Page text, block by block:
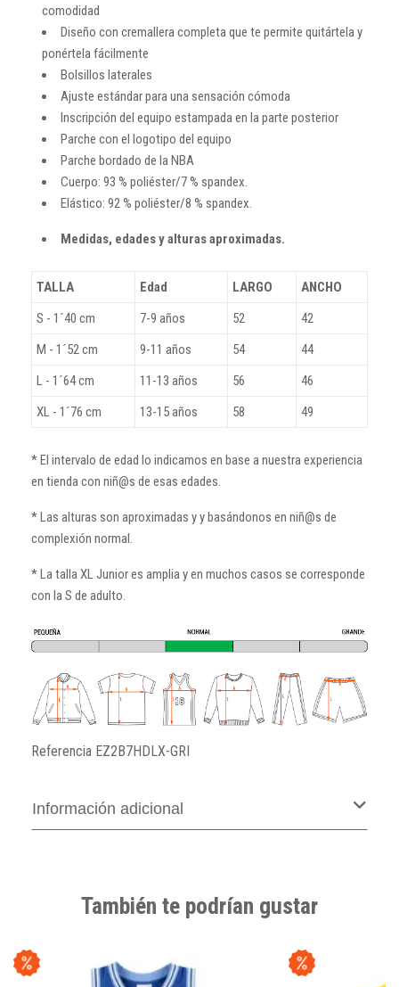
comodidad
Diseño con cremallera completa que te permite quitártela y
ponértela fácilmente
Bolsillos laterales
Ajuste estándar para una sensación cómoda
Inscripción del equipo estampada en la parte posterior
Parche con el logotipo del equipo
Parche bordado de la NBA
Cuerpo: 93 % poliéster/7 % spandex.
Elástico: 92 % poliéster/8 % spandex.
Medidas, edades y alturas aproximadas.
TALLA Edad LARGO
ANCHO
S - 1´40 cm
7-9 años 52
42
M - 1´52 cm
9-11 años 54
44
L - 1´64 cm
11-13 años 56
46
XL - 1´76 cm
13-15 años 58 49
* El intervalo de edad lo indicamos en base a nuestra experiencia
en tienda con niñ@s de esas edades.
* Las alturas son aproximadas y y basándonos en niñ@s de
complexión normal.
* La talla XL Junior es amplia y en muchos casos se corresponde
con la S de adulto.
Referencia EZ2B7HDLX-GRI
Información adicional
También te podrían gustar